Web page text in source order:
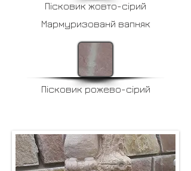
Пісковик жовто-сірий
Мармуризованй вапняк
Пісковик рожево-сірий